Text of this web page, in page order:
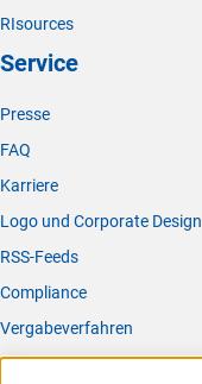
RIsources
Service
Presse
FAQ
Karriere
Logo und Corporate Design
RSS-Feeds
Compliance
Vergabeverfahren
Barrierefreiheit